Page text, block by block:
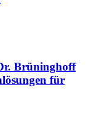
Brüninghoff
für